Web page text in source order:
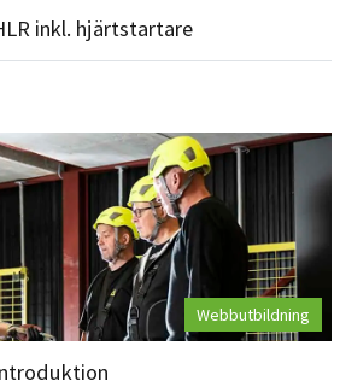
inkl. hjärtstartare
Webbutbildning